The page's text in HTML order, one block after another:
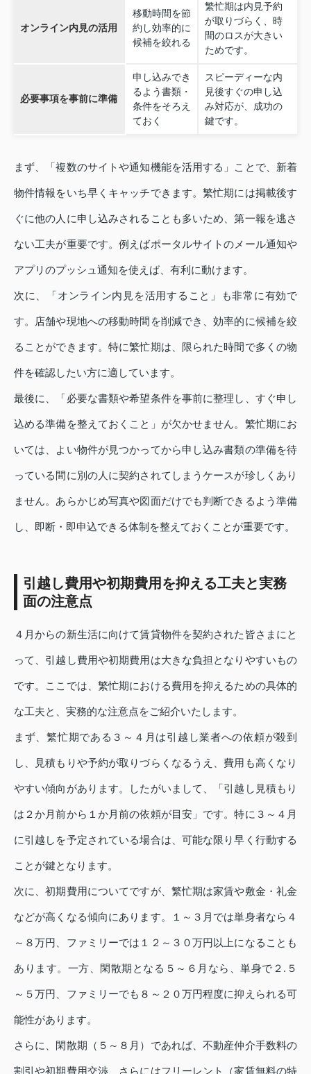
オンライン内見の活用
移動時間を節
約し効率的に
候補を絞れる
繁忙期は内見予約
が取りづらく、時
間のロスが大きい
ためです。
必要事項を事前に準備
申し込みでき
るよう書類・
条件をそろえ
ておく
スピーディーな内
見後すぐの申し込
み対応が、成功の
鍵です。
まず、「複数のサイトや通知機能を活用する」ことで、新着
物件情報をいち早くキャッチできます。繁忙期には掲載後す
ぐに他の人に申し込みされることも多いため、第一報を逃さ
ない工夫が重要です。例えばポータルサイトのメール通知や
アプリのプッシュ通知を使えば、有利に動けます。
次に、「オンライン内見を活用すること」も非常に有効で
す。店舗や現地への移動時間を削減でき、効率的に候補を絞
ることができます。特に繁忙期は、限られた時間で多くの物
件を確認したい方に適しています。
最後に、「必要な書類や希望条件を事前に整理し、すぐ申し
込める準備を整えておくこと」が欠かせません。繁忙期にお
いては、よい物件が見つかってから申し込み書類の準備を待
っている間に別の人に契約されてしまうケースが珍しくあり
ません。あらかじめ写真や図面だけでも判断できるよう準備
し、即断・即申込できる体制を整えておくことが重要です。
引越し費用や初期費用を抑える工夫と実務
面の注意点
４月からの新生活に向けて賃貸物件を契約された皆さまにと
って、引越し費用や初期費用は大きな負担となりやすいもの
です。ここでは、繁忙期における費用を抑えるための具体的
な工夫と、実務的な注意点をご紹介いたします。
まず、繁忙期である３～４月は引越し業者への依頼が殺到
し、見積もりや予約が取りづらくなるうえ、費用も高くなり
やすい傾向があります。したがいまして、「引越し見積もり
は２か月前から１か月前の依頼が目安」です。特に３～４月
に引越しを予定されている場合は、可能な限り早く行動する
ことが鍵となります。
次に、初期費用についてですが、繁忙期は家賃や敷金・礼金
などが高くなる傾向にあります。１～３月では単身者なら４
～８万円、ファミリーでは１２～３０万円以上になることも
あります。一方、閑散期となる５～６月なら、単身で２.５
～５万円、ファミリーでも８～２０万円程度に抑えられる可
能性があります。
さらに、閑散期（５～８月）であれば、不動産仲介手数料の
割引や初期費用交渉、さらにはフリーレント（家賃無料の特